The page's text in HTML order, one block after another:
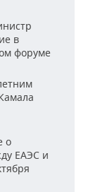
в
форуме
о
ЕАЭС и